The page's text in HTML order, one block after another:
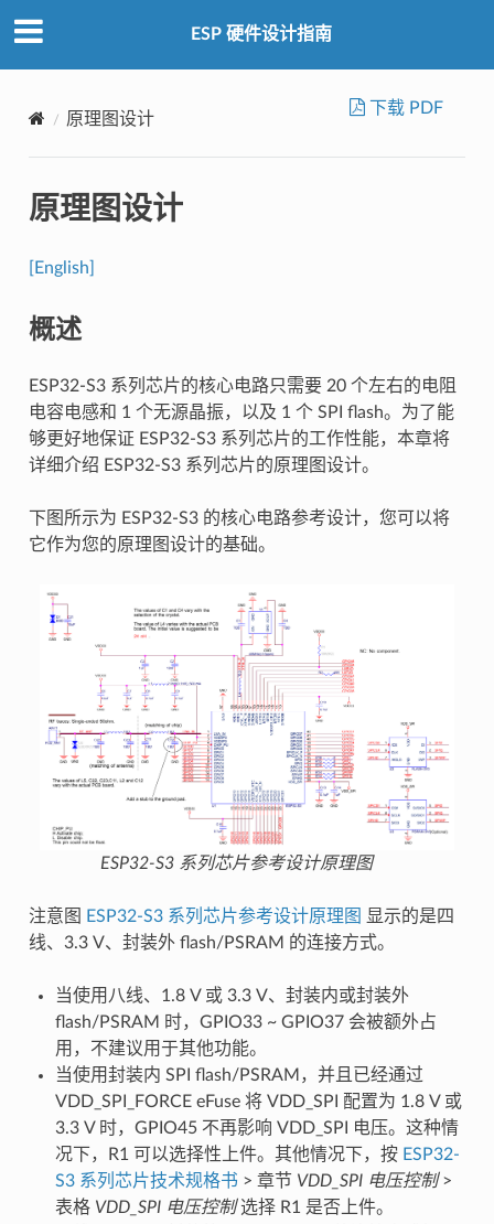
ESP 硬件设计指南
原理图设计
下载 PDF
原理图设计
[English]
概述
ESP32-S3 系列芯片的核心电路只需要 20 个左右的电阻
电容电感和 1 个无源晶振，以及 1 个 SPI flash。为了能
够更好地保证 ESP32-S3 系列芯片的工作性能，本章将
详细介绍 ESP32-S3 系列芯片的原理图设计。
下图所示为 ESP32-S3 的核心电路参考设计，您可以将
它作为您的原理图设计的基础。
ESP32-S3 系列芯片参考设计原理图
注意图 ESP32-S3 系列芯片参考设计原理图 显示的是四
线、3.3 V、封装外 flash/PSRAM 的连接方式。
当使用八线、1.8 V 或 3.3 V、封装内或封装外
flash/PSRAM 时，GPIO33 ~ GPIO37 会被额外占
用，不建议用于其他功能。
当使用封装内 SPI flash/PSRAM，并且已经通过
VDD_SPI_FORCE eFuse 将 VDD_SPI 配置为 1.8 V 或
3.3 V 时，GPIO45 不再影响 VDD_SPI 电压。这种情
况下，R1 可以选择性上件。其他情况下，按 ESP32-
S3 系列芯片技术规格书 > 章节 VDD_SPI 电压控制>
表格 VDD_SPI 电压控制选择 R1 是否上件。